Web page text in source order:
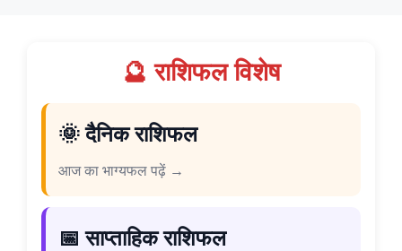
🔮 राशिफल विशेष
🌞 दैनिक राशिफल
आज का भाग्यफल पढ़ें →
📅 साप्ताहिक राशिफल